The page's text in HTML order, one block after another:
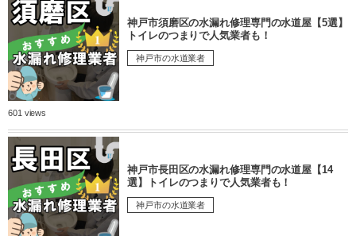
神戸市須磨区の水漏れ修理専門の水道屋【5選】
トイレのつまりで人気業者も！
神戸市の水道業者
601 views
神戸市長田区の水漏れ修理専門の水道屋【14
選】トイレのつまりで人気業者も！
神戸市の水道業者